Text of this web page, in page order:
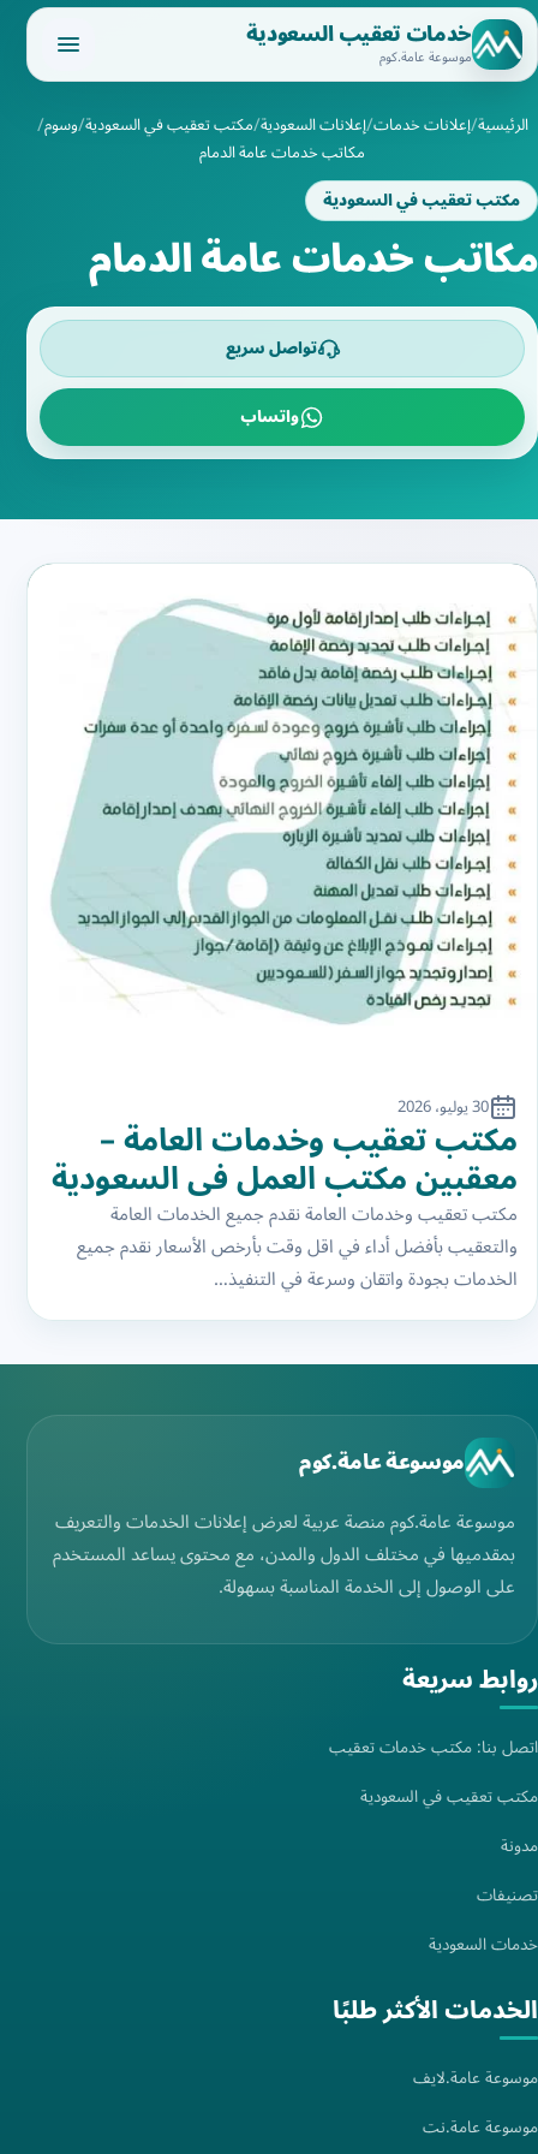
خدمات تعقيب السعودية
موسوعة عامة.كوم
الرئيسية إعلانات خدمات إعلانات السعودية مكتب تعقيب في السعودية وسوم
مكاتب خدمات عامة الدمام
مكتب تعقيب في السعودية
مكاتب خدمات عامة الدمام
تواصل سريع
واتساب
30 يوليو، 2026
مكتب تعقيب وخدمات العامة –
معقبين مكتب العمل في السعودية
مكتب تعقيب وخدمات العامة نقدم جميع الخدمات العامة
والتعقيب بأفضل أداء في اقل وقت بأرخص الأسعار نقدم جميع
الخدمات بجودة واتقان وسرعة في التنفيذ…
موسوعة عامة.كوم
موسوعة عامة.كوم منصة عربية لعرض إعلانات الخدمات والتعريف
بمقدميها في مختلف الدول والمدن، مع محتوى يساعد المستخدم
على الوصول إلى الخدمة المناسبة بسهولة.
روابط سريعة
اتصل بنا: مكتب خدمات تعقيب
مكتب تعقيب في السعودية
مدونة
تصنيفات
خدمات السعودية
الخدمات الأكثر طلبًا
موسوعة عامة.لايف
موسوعة عامة.نت